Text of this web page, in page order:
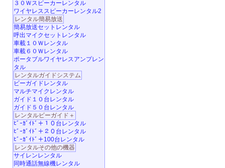
３０Ｗスピーカーレンタル
ワイヤレススピーカーレンタル2
レンタル簡易放送
簡易放送セットレンタル
呼出マイクセットレンタル
車載１０Ｗレンタル
車載６０Ｗレンタル
ポータブルワイヤレスアンプレン
タル
レンタルガイドシステム
ビーガイドレンタル
マルチマイクレンタル
ガイド１０台レンタル
ガイド５０台レンタル
レンタルビーガイド＋
ﾋﾞｰｶﾞｲﾄﾞ＋１０台レンタル
ﾋﾞｰｶﾞｲﾄﾞ＋２０台レンタル
ﾋﾞｰｶﾞｲﾄﾞ＋100台レンタル
レンタルその他の機器
サイレンレンタル
同時通話無線機レンタル